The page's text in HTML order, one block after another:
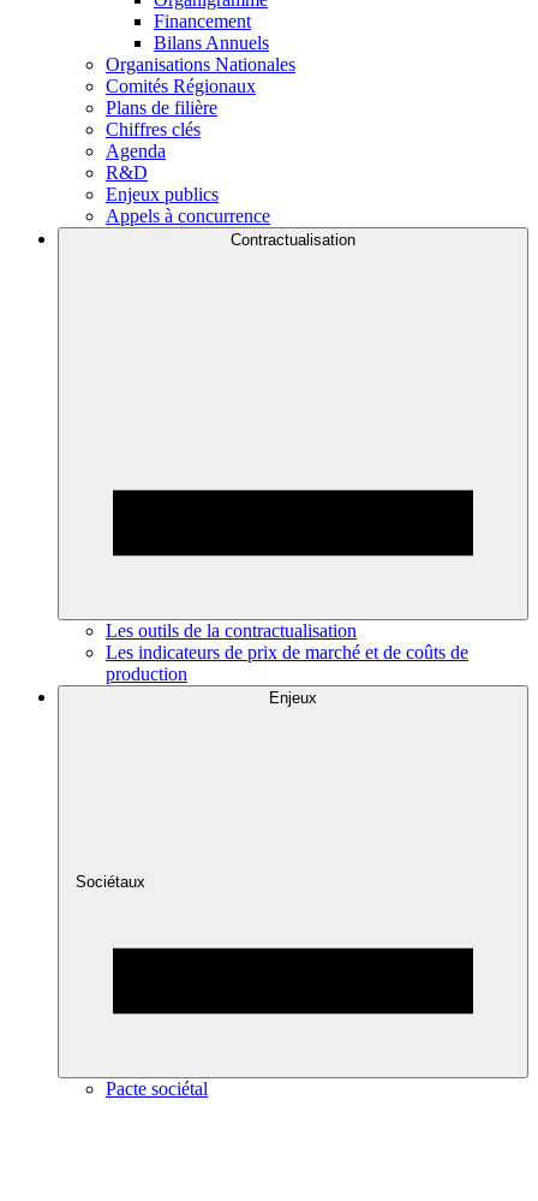
Financement
Bilans Annuels
Organisations Nationales
Comités Régionaux
Plans de filière
Chiffres clés
Agenda
R&D
Enjeux publics
Appels à concurrence
Contractualisation
Les outils de la contractualisation
Les indicateurs de prix de marché et de coûts de
production
Enjeux
Sociétaux
Pacte sociétal